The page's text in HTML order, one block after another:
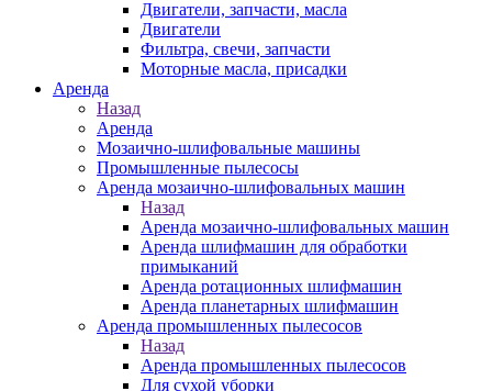
Двигатели, запчасти, масла
Двигатели
Фильтра, свечи, запчасти
Моторные масла, присадки
Аренда
Назад
Аренда
Мозаично-шлифовальные машины
Промышленные пылесосы
Аренда мозаично-шлифовальных машин
Назад
Аренда мозаично-шлифовальных машин
Аренда шлифмашин для обработки
примыканий
Аренда ротационных шлифмашин
Аренда планетарных шлифмашин
Аренда промышленных пылесосов
Назад
Аренда промышленных пылесосов
Для сухой уборки